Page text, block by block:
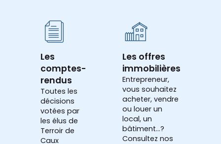
Les
comptes-
rendus
Toutes les
décisions
votées par
les élus de
Terroir de
Caux
Les offres
immobilières
Entrepreneur,
vous souhaitez
acheter, vendre
ou louer un
local, un
bâtiment...?
Consultez nos